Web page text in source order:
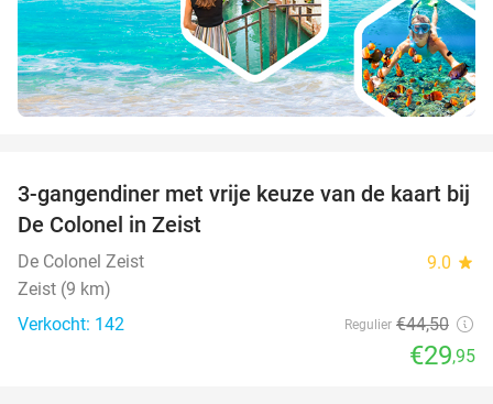
33%
3-gangendiner met vrije keuze van de kaart bij
De Colonel in Zeist
De Colonel Zeist 9.0 star
Zeist (9 km)
Verkocht: 142
Regulier €44,50
€29,95